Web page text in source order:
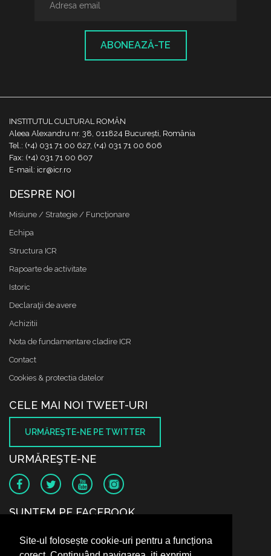
Site-ul folosește cookie-uri pentru a funcționa
ABONEAZĂ-TE
INSTITUTUL CULTURAL ROMÂN
Aleea Alexandru nr. 38, 011824 București, România
Tel.: (+4) 031 71 00 627, (+4) 031 71 00 606
Fax: (+4) 031 71 00 607
E-mail: icr@icr.ro
DESPRE NOI
Misiune / Strategie / Funcţionare
Echipa
Structura ICR
Rapoarte de activitate
Istoric
Declaraţii de avere
Achizitii
Nota de fundamentare cladire ICR
Contact
Cookies & protectia datelor
CELE MAI NOI TWEET-URI
URMĂREŞTE-NE PE TWITTER
URMĂREŞTE-NE
SUNTEM PE FACEBOOK